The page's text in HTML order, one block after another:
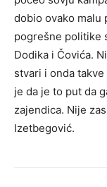
dobio ovako malu
pogrešne politike
Dodika i Čovića.
stvari i onda
je da je to put da
zajendica. Nije
Izetbegović.